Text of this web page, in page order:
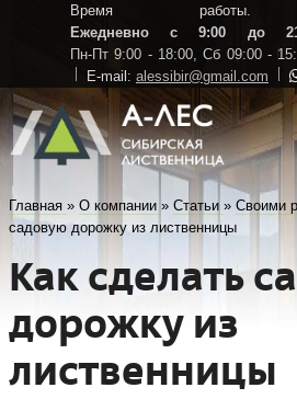
Время работы.
Ежедневно с 9:00 до
Пн-Пт 9:00 - 18:00, Сб 09:00 -
E-mail: alessibir@gmail.com
Главная » О компании » Статьи » Своими
садовую дорожку из лиственницы
Как сделать
дорожку из
лиственницы